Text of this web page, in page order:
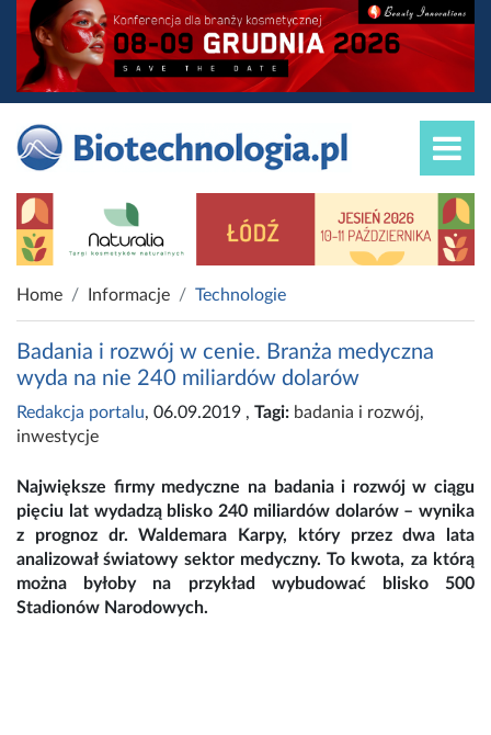
Home Informacje Technologie
Badania i rozwój w cenie. Branża medyczna
wyda na nie 240 miliardów dolarów
Redakcja portalu, 06.09.2019 , Tagi: badania i rozwój,
inwestycje
Największe firmy medyczne na badania i rozwój w ciągu
pięciu lat wydadzą blisko 240 miliardów dolarów – wynika
z prognoz dr. Waldemara Karpy, który przez dwa lata
analizował światowy sektor medyczny. To kwota, za którą
można byłoby na przykład wybudować blisko 500
Stadionów Narodowych.